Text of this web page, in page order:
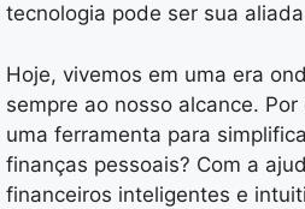
tecnologia pode ser sua
Hoje, vivemos em uma era
sempre ao nosso alcance.
uma ferramenta para
finanças pessoais? Com a
financeiros inteligentes e